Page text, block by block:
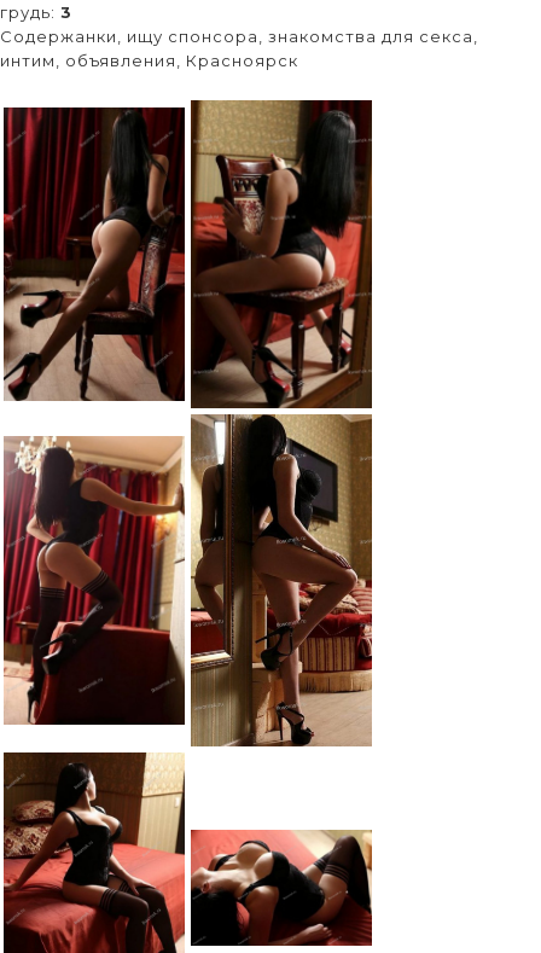
грудь: 3
Содержанки, ищу спонсора, знакомства для секса,
интим, объявления, Красноярск